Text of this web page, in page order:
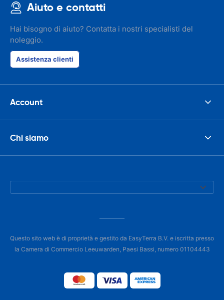
Aiuto e contatti
Hai bisogno di aiuto? Contatta i nostri specialisti del
noleggio.
Assistenza clienti
Account
Chi siamo
Questo sito web è di proprietà e gestito da EasyTerra B.V. e iscritta presso
la Camera di Commercio Leeuwarden, Paesi Bassi, numero 01104443